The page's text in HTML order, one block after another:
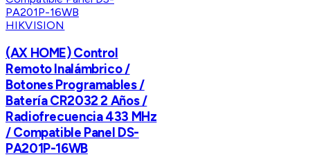
HIKVISION
(AX HOME) Control
Remoto Inalámbrico /
Botones Programables /
Batería CR2032 2 Años /
Radiofrecuencia 433 MHz
/ Compatible Panel DS-
PA201P-16WB